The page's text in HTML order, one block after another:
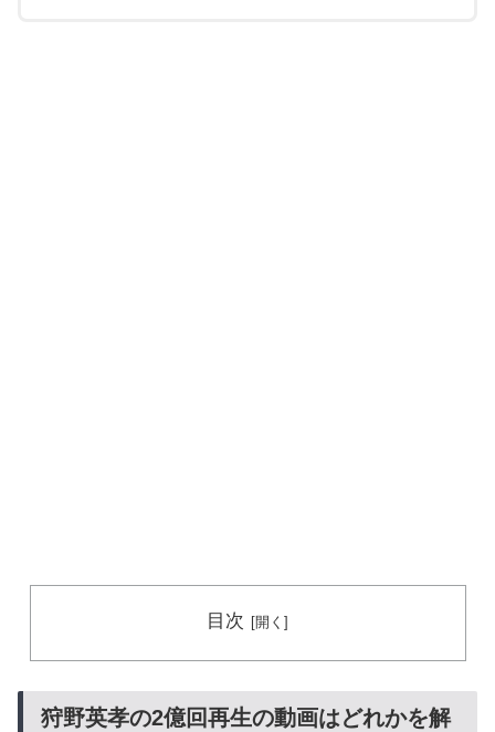
目次
狩野英孝の2億回再生の動画はどれかを解